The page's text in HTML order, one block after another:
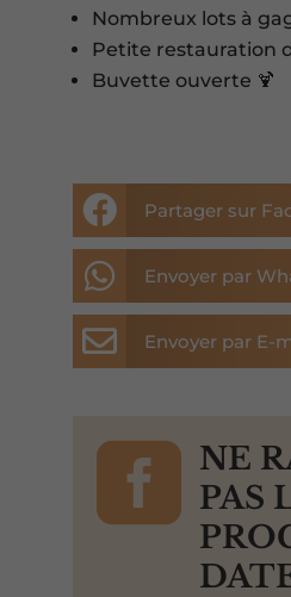
Nombreux lots à
Petite restauration
Buvette ouverte 🍹
 Partager sur
 Envoyer par
 Envoyer par E-

NE
PAS